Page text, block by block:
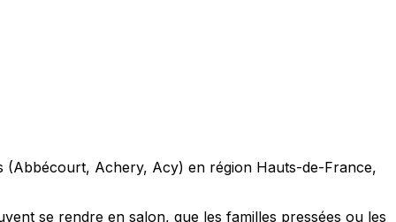
Achery, Acy) en région Hauts-de-France,
se rendre en salon, que les familles pressées ou les